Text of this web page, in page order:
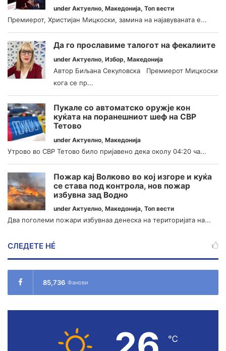
under Актуелно, Македонија, Топ вести
Премиерот, Христијан Мицкоски, замина на најавуваната е...
Да го прославиме талогот на фекалиите
under Актуелно, Избор, Македонија
Автор Биљана Секуловска Премиерот Мицкоски
кога се пр...
Пукале со автоматско оружје кон
куќата на поранешниот шеф на СВР
Тетово
under Актуелно, Македонија
Утрово во СВР Тетово било пријавено дека околу 04:20 ча...
Пожар кај Волково во кој изгоре и куќа
се става под контрола, нов пожар
избувна зад Водно
under Актуелно, Македонија, Топ вести
Два поголеми пожари избувнаа денеска на територијата на...
СЛЕДЕТЕ НÉ
85,736 Фанови
℃